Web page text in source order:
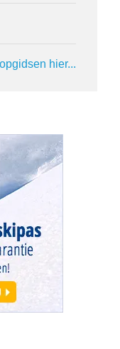
hier...